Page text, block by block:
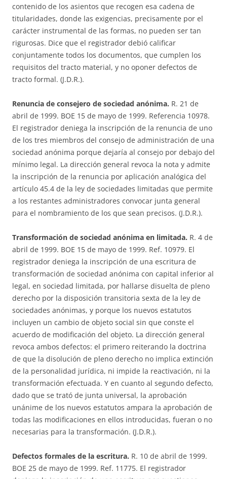
contenido de los asientos que recogen esa cadena de
titularidades, donde las exigencias, precisamente por el
carácter instrumental de las formas, no pueden ser tan
rigurosas. Dice que el registrador debió calificar
conjuntamente todos los documentos, que cumplen los
requisitos del tracto material, y no oponer defectos de
tracto formal. (J.D.R.).
Renuncia de consejero de sociedad anónima. R. 21 de
abril de 1999. BOE 15 de mayo de 1999. Referencia 10978.
El registrador deniega la inscripción de la renuncia de uno
de los tres miembros del consejo de administración de una
sociedad anónima porque dejaría al consejo por debajo del
mínimo legal. La dirección general revoca la nota y admite
la inscripción de la renuncia por aplicación analógica del
artículo 45.4 de la ley de sociedades limitadas que permite
a los restantes administradores convocar junta general
para el nombramiento de los que sean precisos. (J.D.R.).
Transformación de sociedad anónima en limitada. R. 4 de
abril de 1999. BOE 15 de mayo de 1999. Ref. 10979. El
registrador deniega la inscripción de una escritura de
transformación de sociedad anónima con capital inferior al
legal, en sociedad limitada, por hallarse disuelta de pleno
derecho por la disposición transitoria sexta de la ley de
sociedades anónimas, y porque los nuevos estatutos
incluyen un cambio de objeto social sin que conste el
acuerdo de modificación del objeto. La dirección general
revoca ambos defectos: el primero reiterando la doctrina
de que la disolución de pleno derecho no implica extinción
de la personalidad jurídica, ni impide la reactivación, ni la
transformación efectuada. Y en cuanto al segundo defecto,
dado que se trató de junta universal, la aprobación
unánime de los nuevos estatutos ampara la aprobación de
todas las modificaciones en ellos introducidas, fueran o no
necesarias para la transformación. (J.D.R.).
Defectos formales de la escritura. R. 10 de abril de 1999.
BOE 25 de mayo de 1999. Ref. 11775. El registrador